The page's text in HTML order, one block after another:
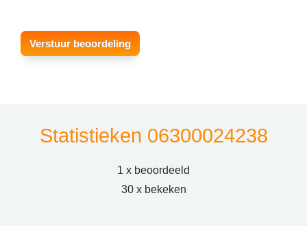
Statistieken 06300024238
1 x beoordeeld
30 x bekeken